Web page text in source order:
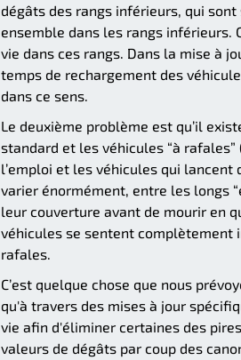
dégâts des rangs inférieurs, qui
ensemble dans les rangs inférieurs.
vie dans ces rangs. Dans la mise à
temps de rechargement des
dans ce sens.
Le deuxième problème est qu’il
standard et les véhicules “à
l’emploi et les véhicules qui lancent
varier énormément, entre les longs
leur couverture avant de mourir en
véhicules se sentent complètement
rafales.
C’est quelque chose que nous
qu'à travers des mises à jour
vie afin d'éliminer certaines des
valeurs de dégâts par coup des